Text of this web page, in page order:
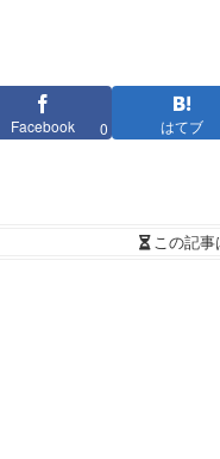
Facebook 0 はてブ
この記事